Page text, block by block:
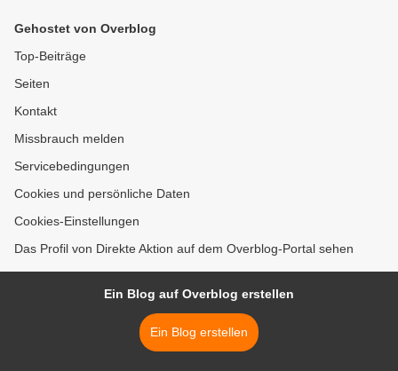
Gehostet von Overblog
Top-Beiträge
Seiten
Kontakt
Missbrauch melden
Servicebedingungen
Cookies und persönliche Daten
Cookies-Einstellungen
Das Profil von Direkte Aktion auf dem Overblog-Portal sehen
Ein Blog auf Overblog erstellen
Ein Blog erstellen